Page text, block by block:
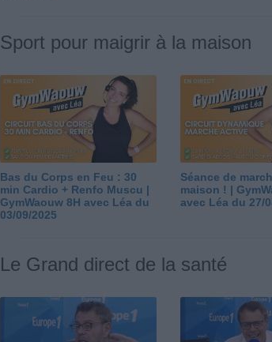
Sport pour maigrir à la maison
Bas du Corps en Feu : 30
min Cardio + Renfo Muscu |
GymWaouw 8H avec Léa du
03/09/2025
Séance de
maison ! |
avec Léa du 27/
Le Grand direct de la santé